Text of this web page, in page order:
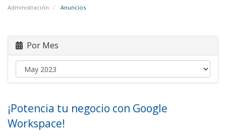
Administración Anuncios
Por Mes
¡Potencia tu negocio con Google
Workspace!